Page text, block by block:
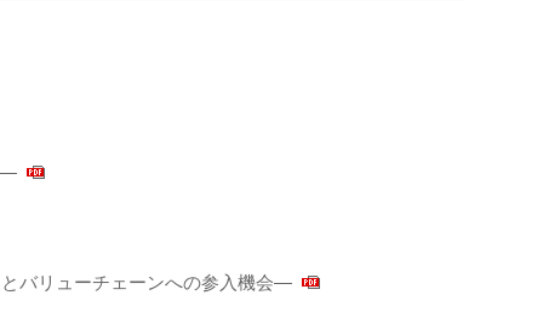
―
バリューチェーンへの参入機会―